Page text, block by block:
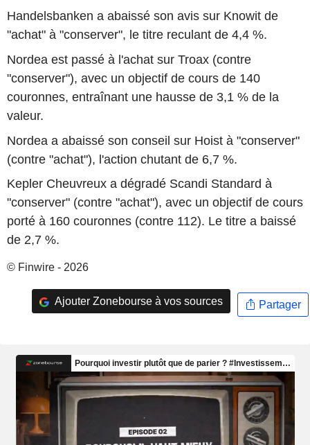
Handelsbanken a abaissé son avis sur Knowit de
"achat" à "conserver", le titre reculant de 4,4 %.
Nordea est passé à l'achat sur Troax (contre
"conserver"), avec un objectif de cours de 140
couronnes, entraînant une hausse de 3,1 % de la
valeur.
Nordea a abaissé son conseil sur Hoist à "conserver"
(contre "achat"), l'action chutant de 6,7 %.
Kepler Cheuvreux a dégradé Scandi Standard à
"conserver" (contre "achat"), avec un objectif de cours
porté à 160 couronnes (contre 112). Le titre a baissé
de 2,7 %.
© Finwire - 2026
Ajouter Zonebourse à vos sources Partager